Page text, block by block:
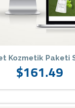
Kozmetik Paketi
$161.49